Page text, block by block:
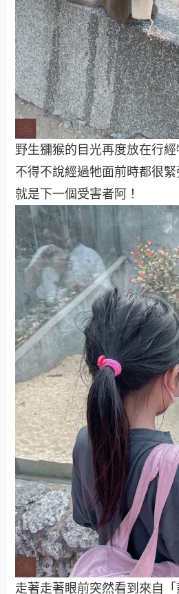
野生獼猴的目光再度放在行經
不得不說經過牠面前時都很
就是下一個受害者阿！
走著走著眼前突然看到來自